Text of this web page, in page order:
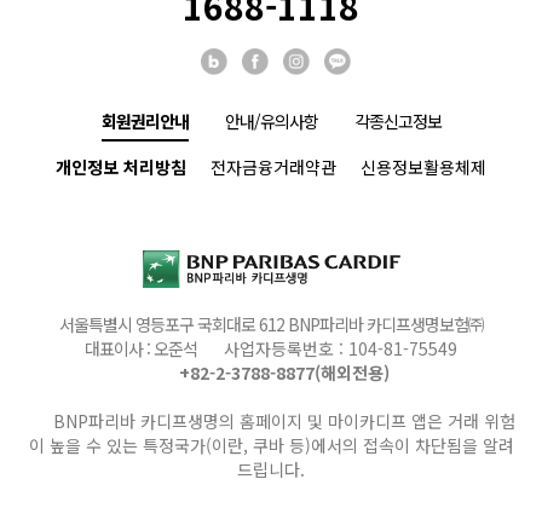
회원권리안내
개인정보 처리방침
전자금융거래약관 신용정보활용체제
안내/유의사항 각종신고정보
서울특별시 영등포구 국회대로 612 BNP파리바 카디프생명보험㈜
대표이사 : 오준석
사업자등록번호 : 104-81-75549
+82-2-3788-8877(해외전용)
BNP파리바 카디프생명의 홈페이지 및 마이카디프 앱은 거래 위험
이 높을 수 있는 특정국가(이란, 쿠바 등)에서의 접속이 차단됨을 알려
드립니다.